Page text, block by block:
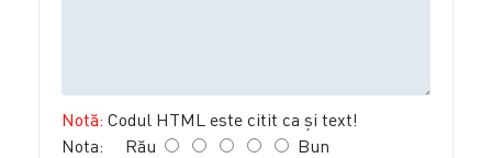
Notă: Codul HTML este citit ca şi text!
Nota: Rău
Bun